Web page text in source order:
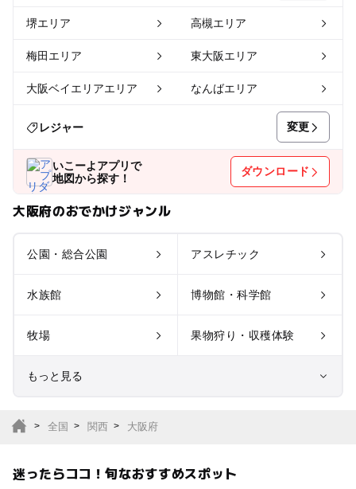
堺エリア 高槻エリア
梅田エリア 東大阪エリア
大阪ベイエリアエリア なんばエリア
レジャー 変更
いこーよアプリで
地図から探す！
ダウンロード
大阪府のおでかけジャンル
公園・総合公園 アスレチック
水族館 博物館・科学館
牧場 果物狩り・収穫体験
もっと見る
全国 関西 大阪府
迷ったらココ！旬なおすすめスポット